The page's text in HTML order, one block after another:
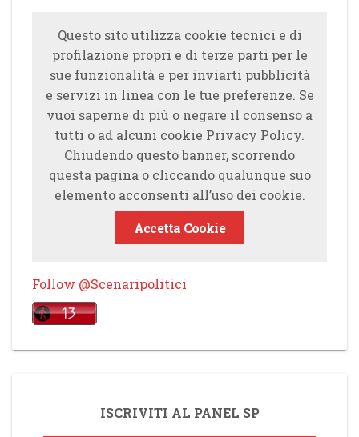
Questo sito utilizza cookie tecnici e di
profilazione propri e di terze parti per le
sue funzionalità e per inviarti pubblicità
e servizi in linea con le tue preferenze. Se
vuoi saperne di più o negare il consenso a
tutti o ad alcuni cookie Privacy Policy.
Chiudendo questo banner, scorrendo
questa pagina o cliccando qualunque suo
elemento acconsenti all’uso dei cookie.
Accetta Cookie
Follow @Scenaripolitici
ISCRIVITI AL PANEL SP